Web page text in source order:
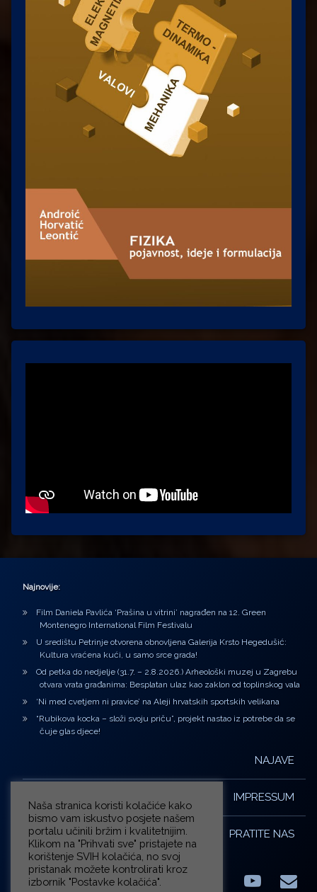
Najnovije:
Film Daniela Pavlića ‘Prašina u vitrini’ nagrađen na 12. Green
Montenegro International Film Festivalu
U središtu Petrinje otvorena obnovljena Galerija Krsto Hegedušić:
Kultura vraćena kući, u samo srce grada!
Od petka do nedjelje (31.7. – 2.8.2026.) Arheološki muzej u Zagrebu
otvara vrata građanima: Besplatan ulaz kao zaklon od toplinskog vala
‘Ni med cvetjem ni pravice’ na Aleji hrvatskih sportskih velikana
“Rubikova kocka – složi svoju priču”, projekt nastao iz potrebe da se
čuje glas djece!
NAJAVE
IMPRESSUM
PRATITE NAS
FacebookLinkedIn E-
Naša stranica koristi kolačiće kako
bismo vam iskustvo posjete našem
portalu učinili bržim i kvalitetnijim.
Klikom na "Prihvati sve" pristajete na
korištenje SVIH kolačića, no svoj
pristanak možete kontrolirati kroz
izbornik "Postavke kolačića".